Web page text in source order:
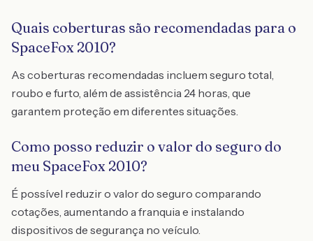
Quais coberturas são recomendadas para o
SpaceFox 2010?
As coberturas recomendadas incluem seguro total,
roubo e furto, além de assistência 24 horas, que
garantem proteção em diferentes situações.
Como posso reduzir o valor do seguro do
meu SpaceFox 2010?
É possível reduzir o valor do seguro comparando
cotações, aumentando a franquia e instalando
dispositivos de segurança no veículo.